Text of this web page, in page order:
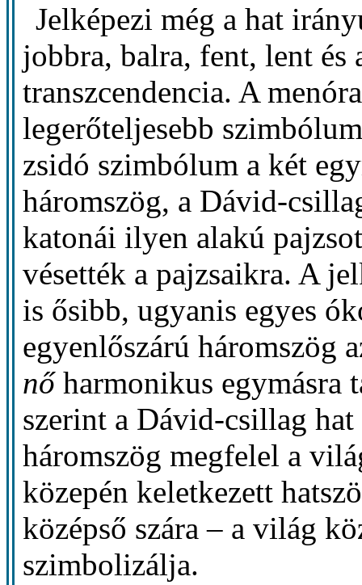
Jelképezi még a hat
jobbra, balra, fent, lent és
transzcendencia. A
legerőteljesebb
zsidó szimbólum a két
háromszög, a Dávid-
katonái ilyen alakú
vésették a pajzsaikra. A
is ősibb, ugyanis egyes
egyenlőszárú háromszög
nőharmonikus egymásra
szerint a Dávid-csillag hat
háromszög megfelel a
közepén keletkezett
középső szára – a világ
szimbolizálja.